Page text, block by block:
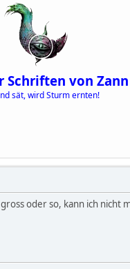
Schriften von Zann
sät, wird Sturm ernten!
oder so, kann ich nicht